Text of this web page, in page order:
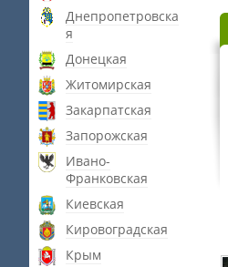
Днепропетровска
я
Донецкая
Житомирская
Закарпатская
Запорожская
Ивано-
Франковская
Киевская
Кировоградская
Крым